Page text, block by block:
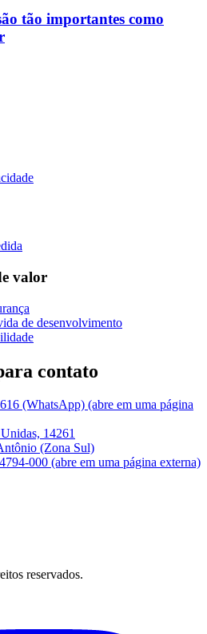
tão importantes como
valor
de desenvolvimento
contato
(WhatsApp) (abre em uma página
14261
(Zona Sul)
000 (abre em uma página externa)
reservados.